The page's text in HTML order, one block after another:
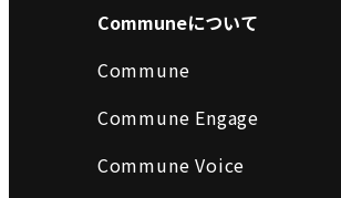
Communeについて
Commune
Commune Engage
Commune Voice